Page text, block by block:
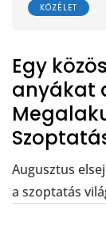
KÖZÉLET
Egy
anyákat
Augusztus
a szoptatás